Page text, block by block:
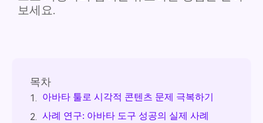
보세요.
목차
1. 아바타 툴로 시각적 콘텐츠 문제 극복하기
2. 사례 연구: 아바타 도구 성공의 실제 사례